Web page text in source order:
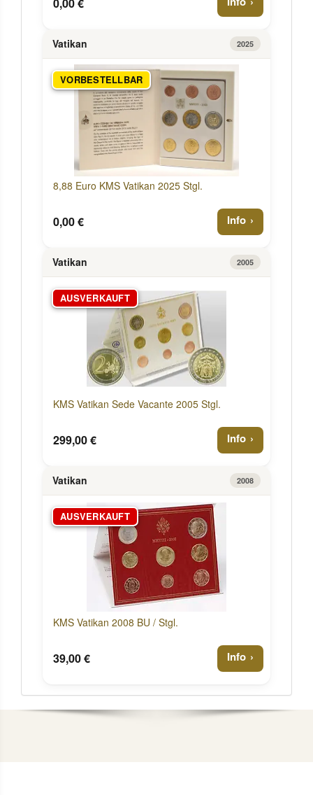
Vatikan 2025
VORBESTELLBAR
8,88 Euro KMS Vatikan 2025 Stgl.
0,00 € Info
Vatikan 2005
AUSVERKAUFT
KMS Vatikan Sede Vacante 2005 Stgl.
299,00 € Info
Vatikan 2008
AUSVERKAUFT
KMS Vatikan 2008 BU / Stgl.
39,00 € Info